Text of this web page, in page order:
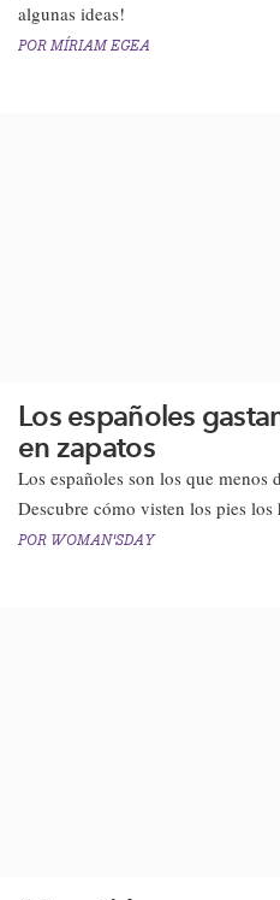
algunas ideas!
POR MÍRIAM EGEA
Los españoles
en zapatos
Los españoles son los que menos
Descubre cómo visten los pies los
POR WOMAN'SDAY